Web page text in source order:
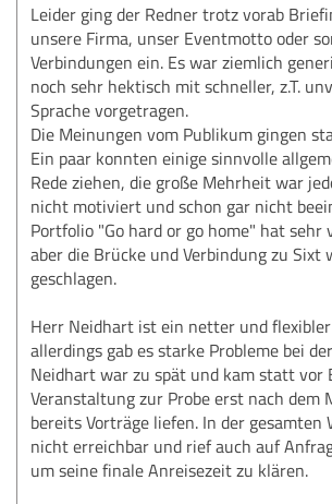
Leider ging der Redner trotz vorab
unsere Firma, unser Eventmotto oder
Verbindungen ein. Es war ziemlich
noch sehr hektisch mit schneller, z.T.
Sprache vorgetragen.
Die Meinungen vom Publikum gingen
Ein paar konnten einige sinnvolle
Rede ziehen, die große Mehrheit war
nicht motiviert und schon gar nicht
Portfolio "Go hard or go home" hat sehr
aber die Brücke und Verbindung zu Sixt
geschlagen.
Herr Neidhart ist ein netter und
allerdings gab es starke Probleme bei
Neidhart war zu spät und kam statt vor
Veranstaltung zur Probe erst nach dem
bereits Vorträge liefen. In der
nicht erreichbar und rief auch auf
um seine finale Anreisezeit zu klären.